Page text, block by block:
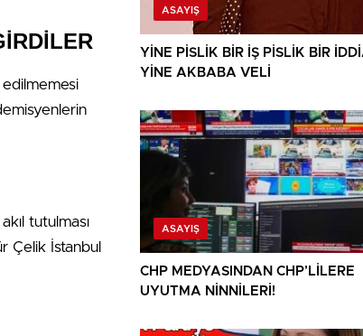
edilmemesi
tutulması
Çelik İstanbul
ASAYIŞ
YİNE PİSLİK BİR İŞ PİSLİK BİR
YİNE AKBABA VELİ
ASAYIŞ
CHP MEDYASINDAN CHP’LİLERE
UYUTMA NİNNİLERİ!